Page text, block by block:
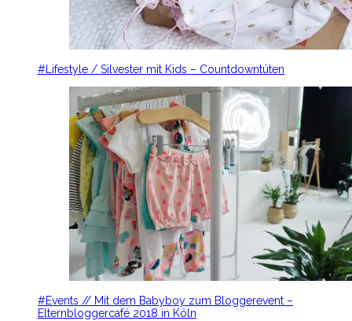
#Lifestyle / Silvester mit Kids – Countdowntüten
#Events // Mit dem Babyboy zum Bloggerevent –
Elternbloggercafé 2018 in Köln